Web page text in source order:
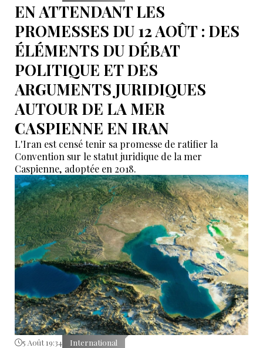
EN ATTENDANT LES
PROMESSES DU 12 AOÛT : DES
ÉLÉMENTS DU DÉBAT
POLITIQUE ET DES
ARGUMENTS JURIDIQUES
AUTOUR DE LA MER
CASPIENNE EN IRAN
L'Iran est censé tenir sa promesse de ratifier la
Convention sur le statut juridique de la mer
Caspienne, adoptée en 2018.
5 Août 19:34 International